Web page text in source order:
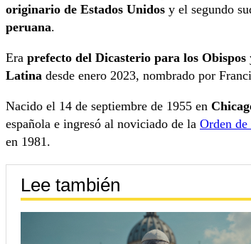
originario de Estados Unidos y el segundo
peruana.
Era prefecto del Dicasterio para los Obispos
Latina desde enero 2023, nombrado por
Nacido el 14 de septiembre de 1955 en
española e ingresó al noviciado de la Orden
en 1981.
Lee también